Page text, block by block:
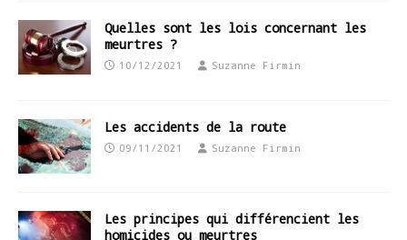
Quelles sont les lois concernant les
meurtres ?
10/12/2021 Suzanne Firmin
Les accidents de la route
09/11/2021 Suzanne Firmin
Les principes qui différencient les
homicides ou meurtres